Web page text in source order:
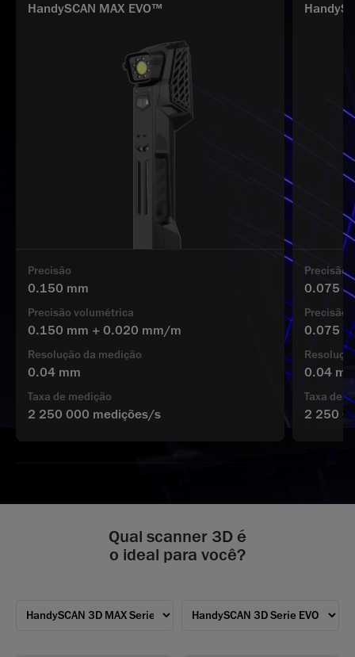
HandySCAN MAX EVO™
Precisão
0.150 mm
Precisão volumétrica
0.150 mm + 0.020 mm/m
Resolução da medição
0.04 mm
Taxa de medição
2 250 000 medições/s
Precisão
0.075
Precisão
0.075
0.04
Taxa de
2 250
Qual scanner 3D é
o ideal para você?